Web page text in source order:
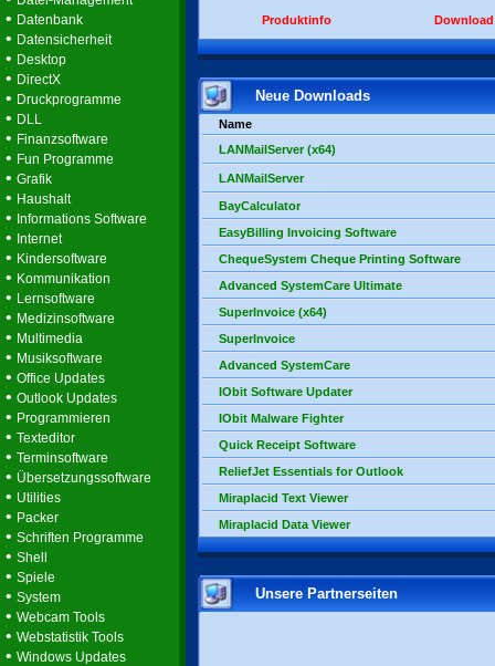
• Datenbank
• Datensicherheit
• Desktop
• DirectX
• Druckprogramme
• DLL
• Finanzsoftware
• Fun Programme
• Grafik
• Haushalt
• Informations Software
• Internet
• Kindersoftware
• Kommunikation
• Lernsoftware
• Medizinsoftware
• Multimedia
• Musiksoftware
• Office Updates
• Outlook Updates
• Programmieren
• Texteditor
• Terminsoftware
• Übersetzungssoftware
• Utilities
• Packer
• Schriften Programme
• Shell
• Spiele
• System
• Webcam Tools
• Webstatistik Tools
• Windows Updates
Produktinfo Download
Neue Downloads
Name
LANMailServer (x64)
LANMailServer
BayCalculator
EasyBilling Invoicing Software
ChequeSystem Cheque Printing Software
Advanced SystemCare Ultimate
SuperInvoice (x64)
SuperInvoice
Advanced SystemCare
IObit Software Updater
IObit Malware Fighter
Quick Receipt Software
ReliefJet Essentials for Outlook
Miraplacid Text Viewer
Miraplacid Data Viewer
Unsere Partnerseiten